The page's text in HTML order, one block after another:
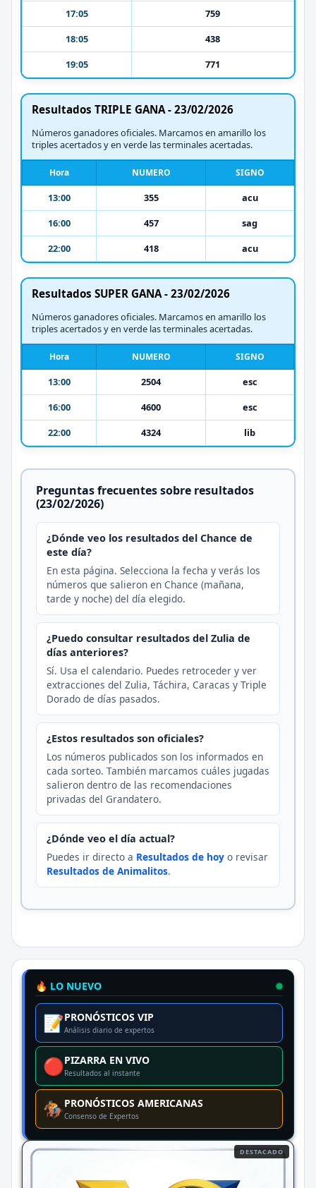
17:05
759
18:05
438
19:05
771
Resultados TRIPLE GANA - 23/02/2026
Números ganadores oficiales. Marcamos en amarillo los
triples acertados y en verde las terminales acertadas.
Hora NUMERO SIGNO
13:00 355
acu
16:00
457
sag
22:00
418 acu
Resultados SUPER GANA - 23/02/2026
Números ganadores oficiales. Marcamos en amarillo los
triples acertados y en verde las terminales acertadas.
Hora NUMERO SIGNO
13:00 2504
esc
16:00
4600
esc
22:00
4324 lib
Preguntas frecuentes sobre resultados
(23/02/2026)
¿Dónde veo los resultados del Chance de
este día?
En esta página. Selecciona la fecha y verás los
números que salieron en Chance (mañana,
tarde y noche) del día elegido.
¿Puedo consultar resultados del Zulia de
días anteriores?
Sí. Usa el calendario. Puedes retroceder y ver
extracciones del Zulia, Táchira, Caracas y Triple
Dorado de días pasados.
¿Estos resultados son oficiales?
Los números publicados son los informados en
cada sorteo. También marcamos cuáles jugadas
salieron dentro de las recomendaciones
privadas del Grandatero.
¿Dónde veo el día actual?
Puedes ir directo a Resultados de hoy o revisar
Resultados de Animalitos.
🔥 LO NUEVO
📝PRONÓSTICOS VIP
Análisis diario de expertos
🔴PIZARRA EN VIVO
Resultados al instante
🏇PRONÓSTICOS AMERICANAS
Consenso de Expertos
DESTACADO